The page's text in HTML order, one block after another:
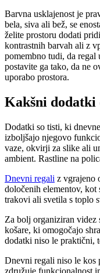
Barvna usklajenost je
bela, siva ali bež, se
želite prostoru dodati
kontrastnih barvah ali z
pomembno tudi, da regal
postavite ga tako, da ne
uporabo prostora.
Kakšni dodatki
Dodatki so tisti, ki
izboljšajo njegovo
vaze, okvirji za slike ali
ambient. Rastline na
Dnevni regali z vgrajeno
določenih elementov,
trakovi ali svetila s toplo
Za bolj organiziran videz
košare, ki omogočajo
dodatki niso le praktični,
Dnevni regali niso le kos